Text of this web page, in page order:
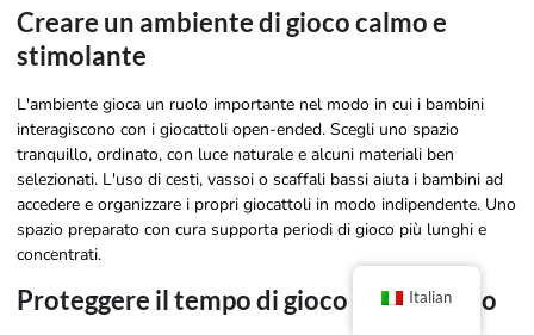
Creare un ambiente di gioco calmo e
stimolante
L'ambiente gioca un ruolo importante nel modo in cui i bambini
interagiscono con i giocattoli open-ended. Scegli uno spazio
tranquillo, ordinato, con luce naturale e alcuni materiali ben
selezionati. L'uso di cesti, vassoi o scaffali bassi aiuta i bambini ad
accedere e organizzare i propri giocattoli in modo indipendente. Uno
spazio preparato con cura supporta periodi di gioco più lunghi e
concentrati.
Proteggere il tempo di gioco ininterrotto
Italian